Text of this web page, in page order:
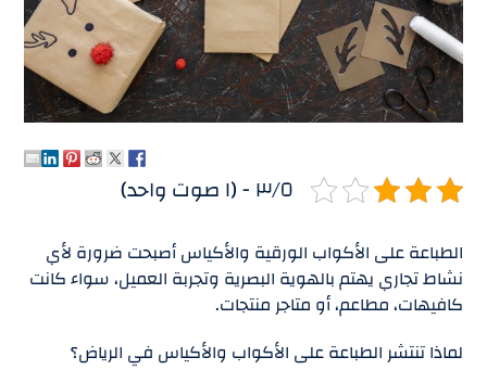
٣/٥ - (١ صوت واحد)
الطباعة على الأكواب الورقية والأكياس أصبحت ضرورة لأي
نشاط تجاري يهتم بالهوية البصرية وتجربة العميل، سواء كانت
كافيهات، مطاعم، أو متاجر منتجات.
لماذا تنتشر الطباعة على الأكواب والأكياس في الرياض؟